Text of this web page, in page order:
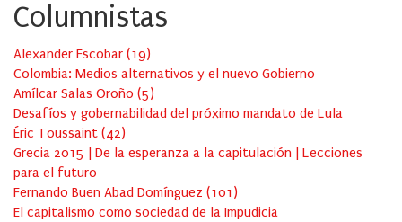
Columnistas
Alexander Escobar (19)
Colombia: Medios alternativos y el nuevo Gobierno
Amílcar Salas Oroño (5)
Desafíos y gobernabilidad del próximo mandato de Lula
Éric Toussaint (42)
Grecia 2015 | De la esperanza a la capitulación | Lecciones
para el futuro
Fernando Buen Abad Domínguez (101 )
El capitalismo como sociedad de la Impudicia